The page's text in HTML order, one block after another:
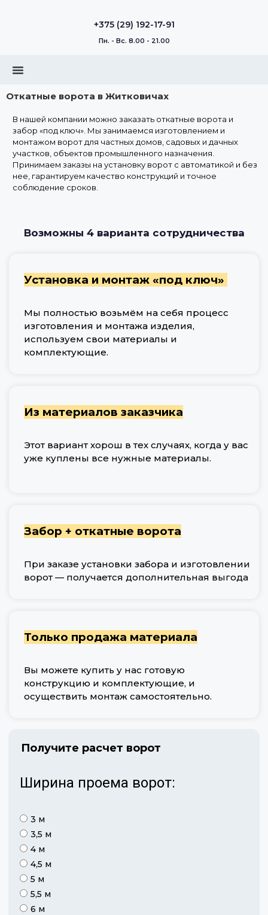
+375 (29) 192-17-91
Пн. - Вс. 8.00 - 21.00
Откатные ворота в Житковичах
В нашей компании можно заказать откатные ворота и
забор «под ключ». Мы занимаемся изготовлением и
монтажом ворот для частных домов, садовых и дачных
участков, объектов промышленного назначения.
Принимаем заказы на установку ворот с автоматикой и без
нее, гарантируем качество конструкций и точное
соблюдение сроков.
Возможны 4 варианта сотрудничества
Установка и монтаж «под ключ»
Мы полностью возьмём на себя процесс
изготовления и монтажа изделия,
используем свои материалы и
комплектующие.
Из материалов заказчика
Этот вариант хорош в тех случаях, когда у вас
уже куплены все нужные материалы.
Забор + откатные ворота
При заказе установки забора и изготовлении
ворот — получается дополнительная выгода
Только продажа материала
Вы можете купить у нас готовую
конструкцию и комплектующие, и
осуществить монтаж самостоятельно.
Получите расчет ворот
Ширина проема ворот:
3 м
3,5 м
4 м
4,5 м
5 м
5,5 м
6 м